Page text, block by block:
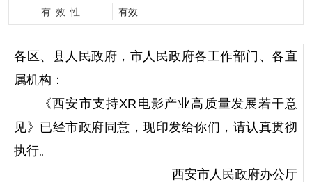
有 效 性 有效
各区、县人民政府，市人民政府各工作部门、各直
属机构：
《西安市支持XR电影产业高质量发展若干意
见》已经市政府同意，现印发给你们，请认真贯彻
执行。
西安市人民政府办公厅